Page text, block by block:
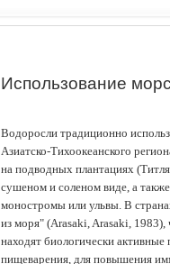
Использование
Водоросли традиционно
Азиатско-Тихоокеанского
на подводных плантациях
сушеном и соленом виде, а
моностромы или ульвы. В
из моря" (Arasaki, Arasaki, 1983),
находят биологически
пищеварения, для повышения